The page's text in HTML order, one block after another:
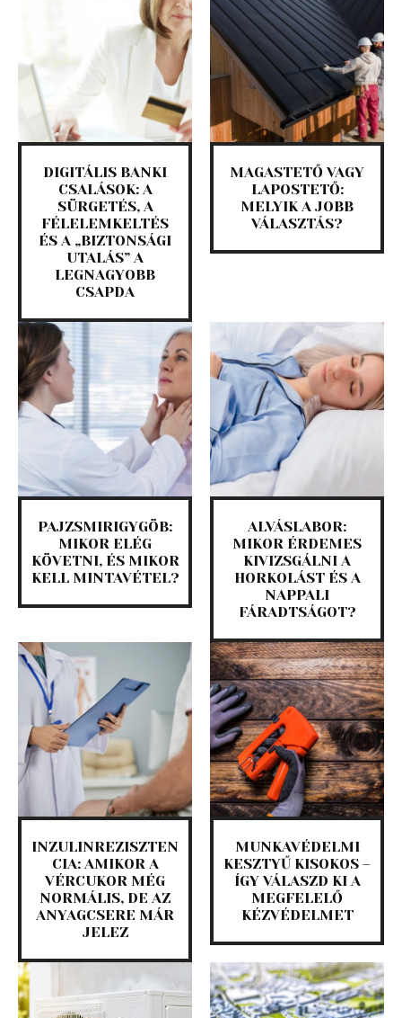
DIGITÁLIS BANKI
CSALÁSOK: A
SÜRGETÉS, A
FÉLELEMKELTÉS
ÉS A „BIZTONSÁGI
UTALÁS” A
LEGNAGYOBB
CSAPDA
MAGASTETŐ VAGY
LAPOSTETŐ:
MELYIK A JOBB
VÁLASZTÁS?
PAJZSMIRIGYGÖB:
MIKOR ELÉG
KÖVETNI, ÉS MIKOR
KELL MINTAVÉTEL?
ALVÁSLABOR:
MIKOR ÉRDEMES
KIVIZSGÁLNI A
HORKOLÁST ÉS A
NAPPALI
FÁRADTSÁGOT?
INZULINREZISZTEN
CIA: AMIKOR A
VÉRCUKOR MÉG
NORMÁLIS, DE AZ
ANYAGCSERE MÁR
JELEZ
MUNKAVÉDELMI
KESZTYŰ KISOKOS –
ÍGY VÁLASZD KI A
MEGFELELŐ
KÉZVÉDELMET